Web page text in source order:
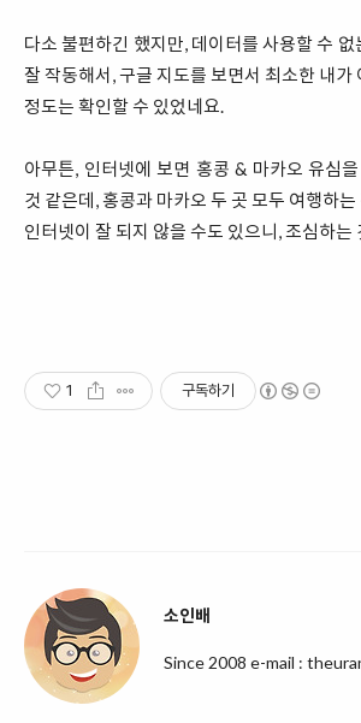
다소 불편하긴 했지만, 데이터를 사용할 수
잘 작동해서, 구글 지도를 보면서 최소한 내가
정도는 확인할 수 있었네요.
아무튼, 인터넷에 보면 홍콩 & 마카오 유심
것 같은데, 홍콩과 마카오 두 곳 모두 여행하
인터넷이 잘 되지 않을 수도 있으니, 조심하는
1 구독하기
소인배
Since 2008 e-mail :